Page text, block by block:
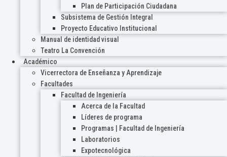
Plan de Participación Ciudadana
Subsistema de Gestión Integral
Proyecto Educativo Institucional
Manual de identidad visual
Teatro La Convención
Académico
Vicerrectora de Enseñanza y Aprendizaje
Facultades
Facultad de Ingeniería
Acerca de la Facultad
Líderes de programa
Programas | Facultad de Ingeniería
Laboratorios
Expotecnológica